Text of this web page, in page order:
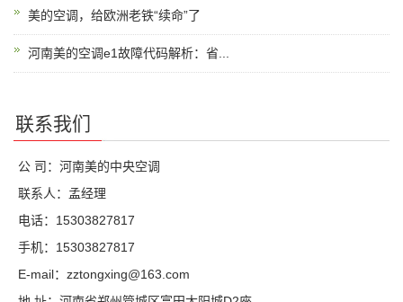
美的空调，给欧洲老铁“续命”了
河南美的空调e1故障代码解析：省...
联系我们
公 司：河南美的中央空调
联系人：孟经理
电话：15303827817
手机：15303827817
E-mail：zztongxing@163.com